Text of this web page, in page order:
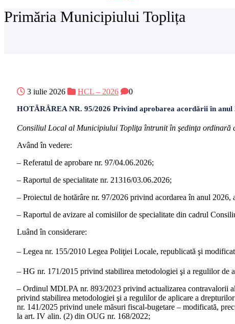
Primăria Municipiului Toplița
3 iulie 2026 HCL – 2026 0
HOTĂRÂREA NR. 95/2026 Privind aprobarea acordării în
Consiliul Local al Municipiului Topliţa întrunit în şedinţa ordinară
Având în vedere:
– Referatul de aprobare nr. 97/04.06.2026;
– Raportul de specialitate nr. 21316/03.06.2026;
– Proiectul de hotărâre nr. 97/2026 privind acordarea în anul
– Raportul de avizare al comisiilor de specialitate din cadrul
Luând în considerare:
– Legea nr. 155/2010 Legea Poliţiei Locale, republicată şi
– HG nr. 171/2015 privind stabilirea metodologiei şi a regulilor de
– Ordinul MDLPA nr. 893/2023 privind actualizarea contravalorii
privind stabilirea metodologiei şi a regulilor de aplicare a
nr. 141/2025 privind unele măsuri fiscal-bugetare – modificată,
la art. IV alin. (2) din OUG nr. 168/2022;